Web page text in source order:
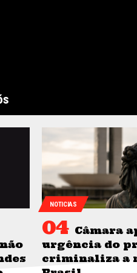
NOTICIAS
Câmara
urgência do
criminaliza a